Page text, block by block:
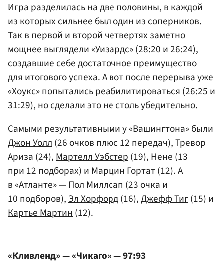
Игра разделилась на две половины, в каждой
из которых сильнее был один из соперников.
Так в первой и второй четвертях заметно
мощнее выглядели «Уизардс» (28:20 и 26:24),
создавшие себе достаточное преимущество
для итогового успеха. А вот после перерыва уже
«Хоукс» попытались реабилитироваться (26:25 и
31:29), но сделали это не столь убедительно.
Самыми результативными у «Вашингтона» были
Джон Уолл(26 очков плюс 12 передач), Тревор
Ариза (24),Мартелл Уэбстер(19), Нене (13
при 12 подборах) и Марцин Гортат (12). А
в «Атланте» — Пол Миллсап (23 очка и
10 подборов),Эл Хорфорд(16),Джефф Тиг(15) и
Картье Мартин(12).
«Кливленд» — «Чикаго» — 97:93